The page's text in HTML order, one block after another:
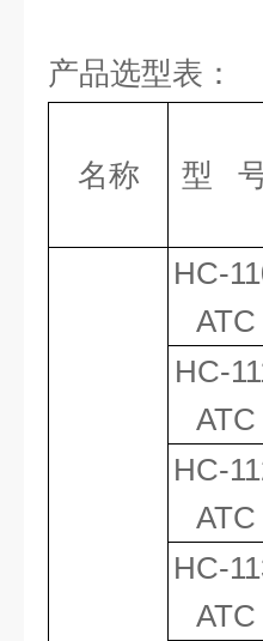
产品选型表：
名称 型
HC-
ATC
HC-
ATC
HC-
ATC
HC-
ATC